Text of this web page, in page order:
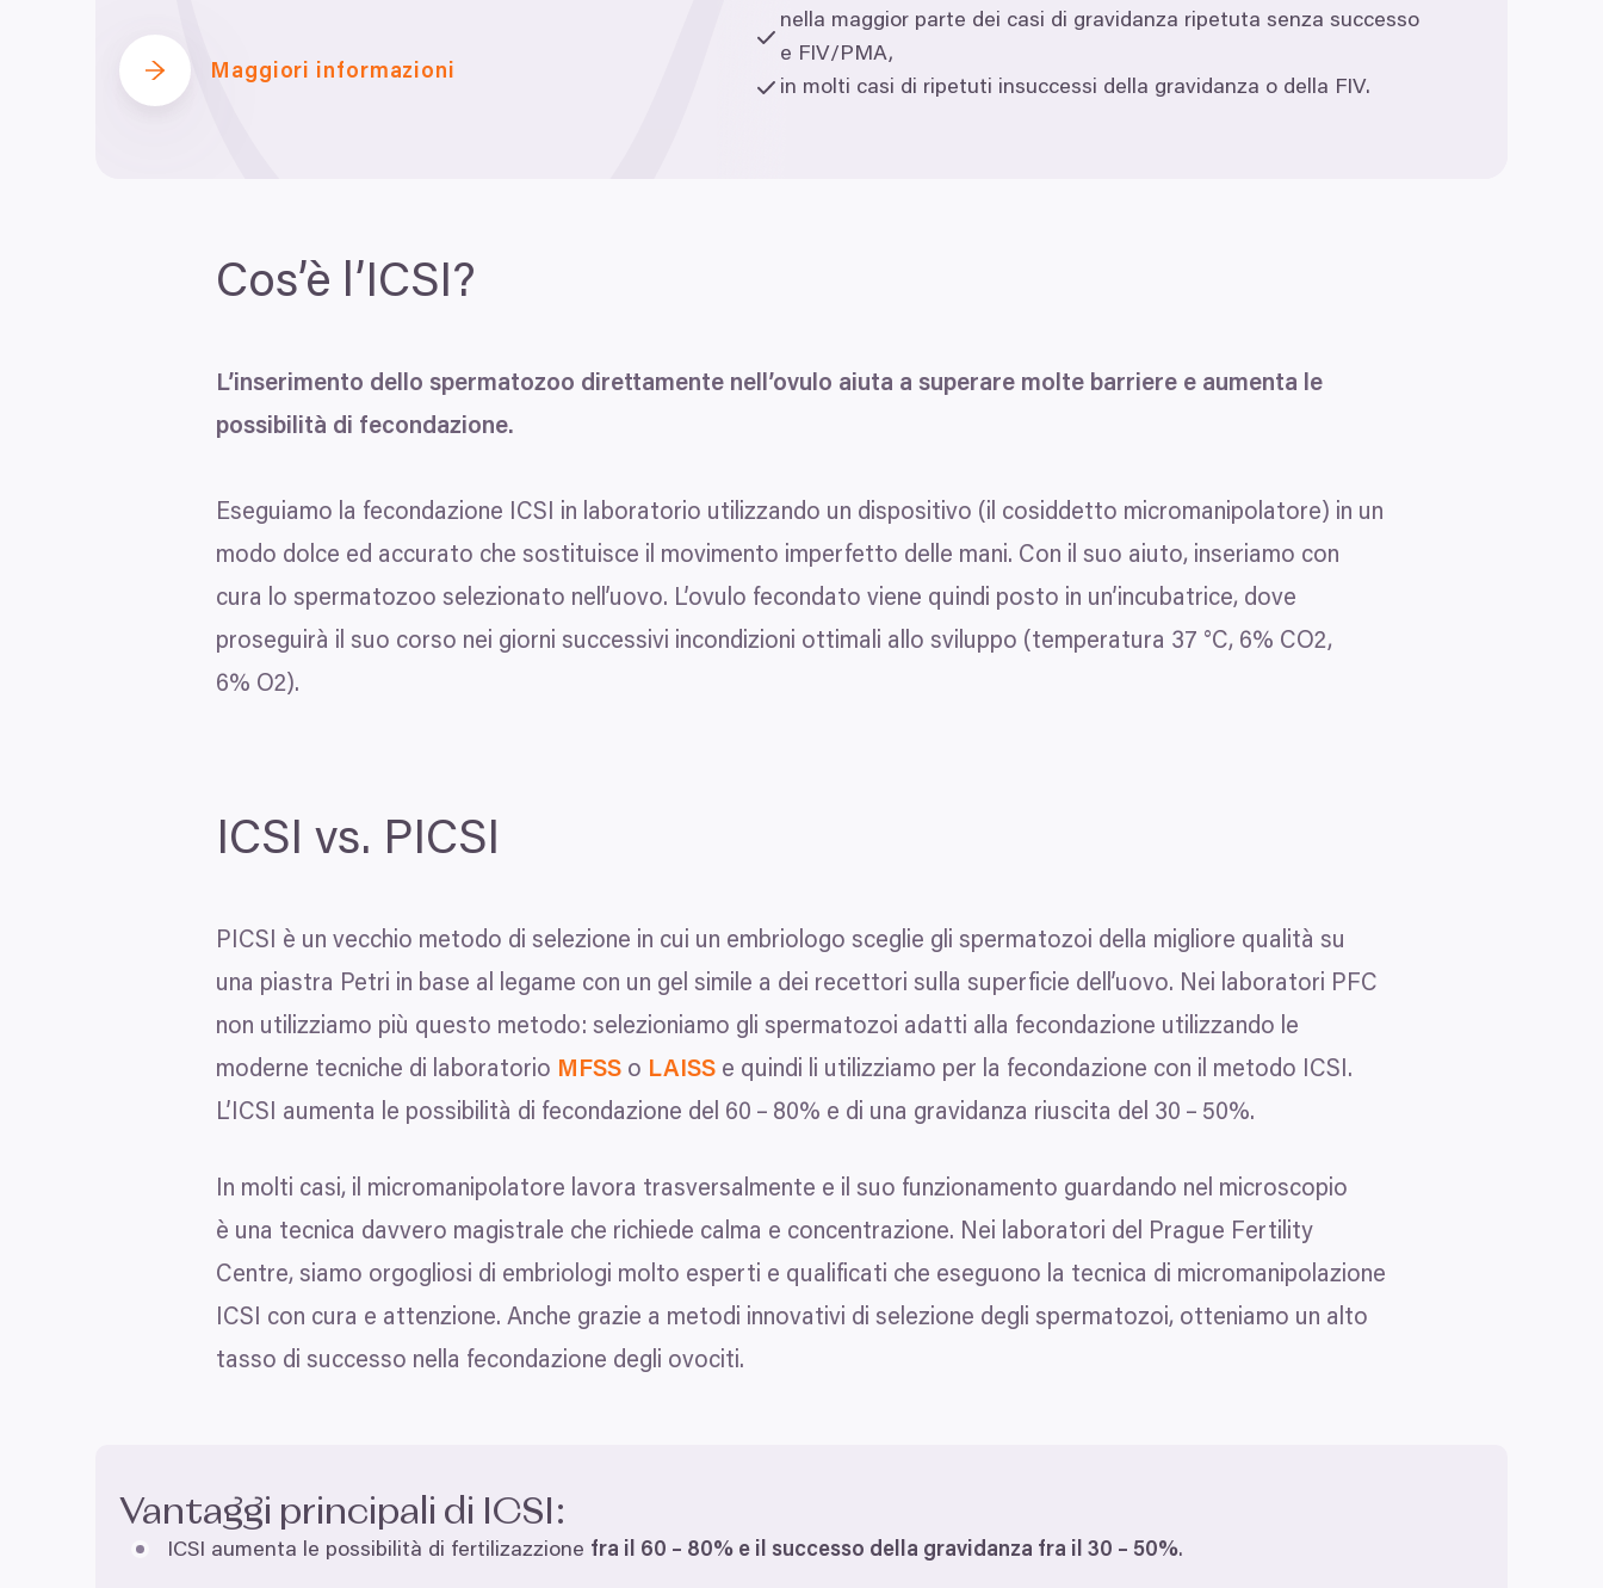
Souhlas Detaily
pro uchování a přístup k informacím na vašem zařízení, abychom vám mohli nabízet personalizované reklamy a obsah,
měření reklam a obsahu, náhled na návštěvníky a vývoj produktů. Máte možnosti ohledně toho, kdo vaše údaje používá a
Maggiori informazioni
nella maggior parte dei casi di gravidanza ripetuta senza successo
e FIV/ PMA,
in molti casi di ripetuti insuccessi della gravidanza o della FIV.
Cos’è l’ICSI?
L’inserimento dello spermatozoo direttamente nell’ovulo aiuta a superare molte barriere e aumenta le
possibilità di fecondazione.
Eseguiamo la fecondazione ICSI in laboratorio utilizzando un dispositivo (il cosiddetto micromanipolatore) in un
modo dolce ed accurato che sostituisce il movimento imperfetto delle mani. Con il suo aiuto, inseriamo con
cura lo spermatozoo selezionato nell’uovo. L’ovulo fecondato viene quindi posto in un’incubatrice, dove
proseguirà il suo corso nei giorni successivi in​condizioni ottimali allo sviluppo (temperatura 37 °C, 6% CO2,
6% O2).
ICSI vs. PICSI
PICSI
è un vecchio metodo di selezione in cui un embriologo sceglie gli spermatozoi della migliore qualità su
una piastra Petri in base al legame con un gel simile a dei recettori sulla superficie dell’uovo. Nei laboratori PFC
non utilizziamo più questo metodo: selezioniamo gli spermatozoi adatti alla fecondazione utilizzando le
moderne tecniche di laboratorio MFSS o LAISS e quindi li utilizziamo per la fecondazione con il metodo ICSI .
L’ICSI aumenta le possibilità di fecondazione del 60 – 80% e di una gravidanza riuscita del 30 – 50%.
In molti casi, il micromanipolatore lavora trasversalmente e il suo funzionamento guardando nel microscopio
è una tecnica davvero magistrale che richiede calma e concentrazione. Nei laboratori del Prague Fertility
Centre, siamo orgogliosi di embriologi molto esperti e qualificati che eseguono la tecnica di micromanipolazione
ICSI
con cura e attenzione. Anche grazie a metodi innovativi di selezione degli spermatozoi, otteniamo un alto
tasso di successo nella fecondazione degli ovociti.
Vantaggi principali di ICSI :
ICSI aumenta le possibilità di fertilizazzione fra il 60 – 80% e il successo della gravidanza fra il 30 – 50%.